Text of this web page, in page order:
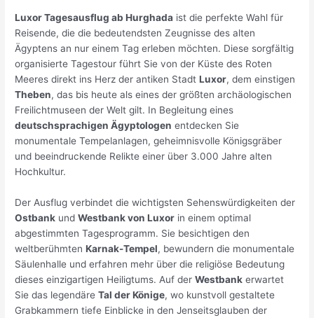
Luxor Tagesausflug ab Hurghada ist die perfekte Wahl für
Reisende, die die bedeutendsten Zeugnisse des alten
Ägyptens an nur einem Tag erleben möchten. Diese sorgfältig
organisierte Tagestour führt Sie von der Küste des Roten
Meeres direkt ins Herz der antiken StadtLuxor, dem einstigen
Theben, das bis heute als eines der größten archäologischen
Freilichtmuseen der Welt gilt. In Begleitung eines
deutschsprachigen Ägyptologen entdecken Sie
monumentale Tempelanlagen, geheimnisvolle Königsgräber
und beeindruckende Relikte einer über 3.000 Jahre alten
Hochkultur.
Der Ausflug verbindet die wichtigsten Sehenswürdigkeiten der
Ostbank undWestbank von Luxor in einem optimal
abgestimmten Tagesprogramm. Sie besichtigen den
weltberühmtenKarnak-Tempel, bewundern die monumentale
Säulenhalle und erfahren mehr über die religiöse Bedeutung
dieses einzigartigen Heiligtums. Auf derWestbank erwartet
Sie das legendäreTal der Könige, wo kunstvoll gestaltete
Grabkammern tiefe Einblicke in den Jenseitsglauben der